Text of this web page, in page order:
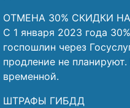
ОТМЕНА 30% СКИДКИ
С 1 января 2023 года
госпошлин через
продление не
временной.
ШТРАФЫ ГИБДД